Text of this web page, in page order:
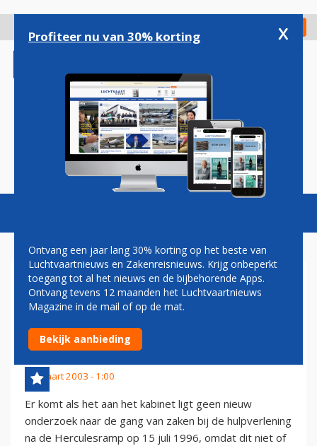
gaan
Check in
Magazine Podcasts Vacatures
KABINET ZIET GEEN REDEN
VOOR NIEUW ONDERZOEK
NAAR HERCULESRAMP
24 maart 2003 - 1:00
Er komt als het aan het kabinet ligt geen nieuw
onderzoek naar de gang van zaken bij de hulpverlening
na de Herculesramp op 15 juli 1996, omdat dit niet of
Profiteer nu van 30% korting x
Ontvang een jaar lang 30% korting op het beste van
Luchtvaartnieuws en Zakenreisnieuws. Krijg onbeperkt
toegang tot al het nieuws en de bijbehorende Apps.
Ontvang tevens 12 maanden het Luchtvaartnieuws
Magazine in de mail of op de mat.
Bekijk aanbieding